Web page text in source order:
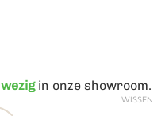
in onze showroom.
WISSEN